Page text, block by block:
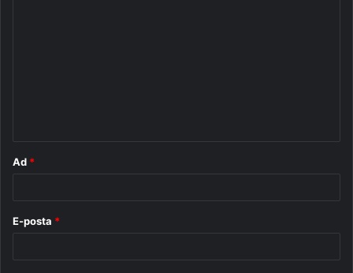
Ad *
E-posta *